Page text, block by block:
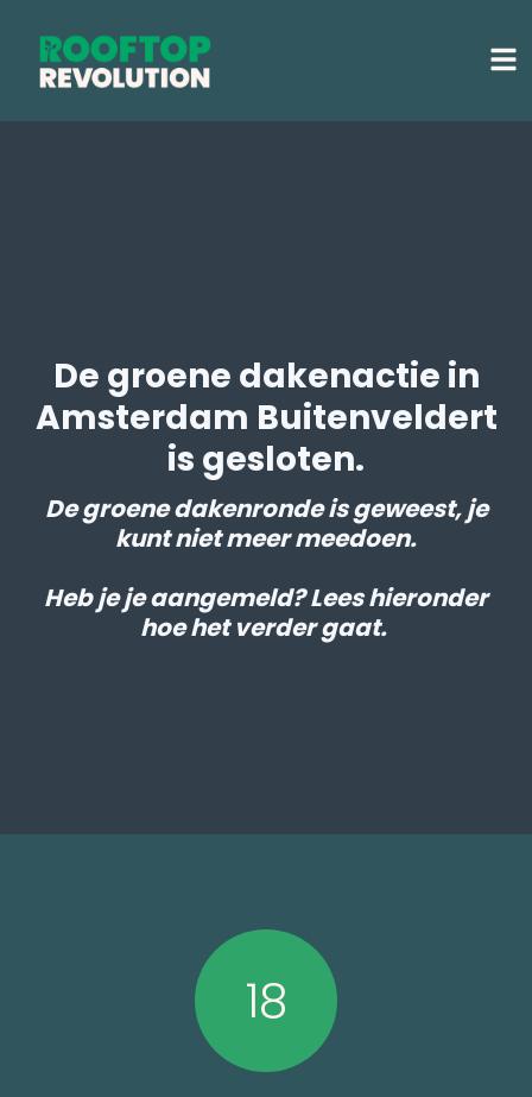
De groene dakenactie in
Amsterdam Buitenveldert
is gesloten.
De groene dakenronde is geweest, je
kunt niet meer meedoen.
Heb je je aangemeld? Lees hieronder
hoe het verder gaat.
18